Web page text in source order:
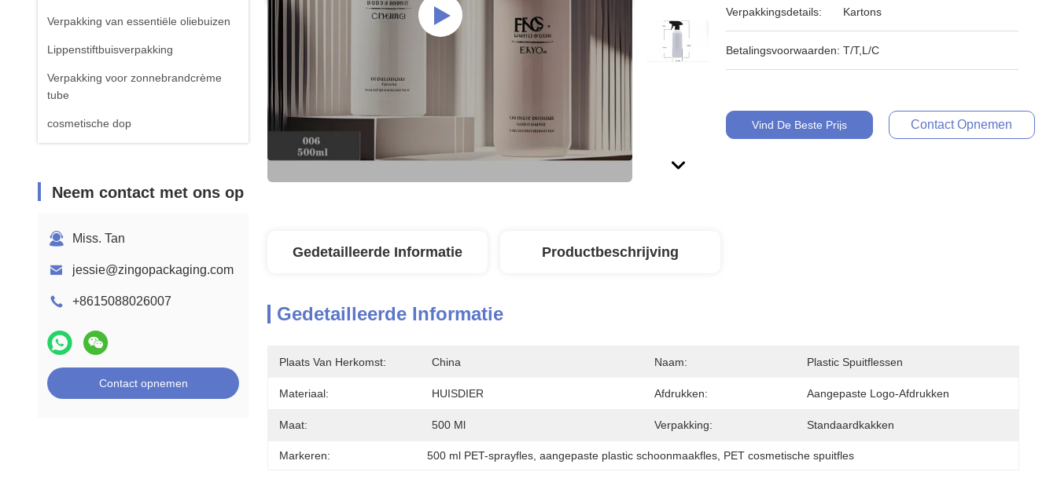
Verpakking van essentiële oliebuizen
Lippenstiftbuisverpakking
Verpakking voor zonnebrandcrème
tube
cosmetische dop
Neem contact met ons op
Miss. Tan
jessie@zingopackaging.com
+8615088026007
Contact opnemen
Verpakkingsdetails: Kartons
Betalingsvoorwaarden: T/T,L/C
Vind De Beste Prijs Contact Opnemen
Gedetailleerde Informatie Productbeschrijving
Gedetailleerde Informatie
Plaats Van Herkomst: China Naam: Plastic Spuitflessen
Materiaal: HUISDIER Afdrukken: Aangepaste Logo-Afdrukken
Maat: 500 Ml Verpakking: Standaardkakken
Markeren: 500 ml PET-sprayfles , aangepaste plastic schoonmaakfles PET cosmetische spuitfles